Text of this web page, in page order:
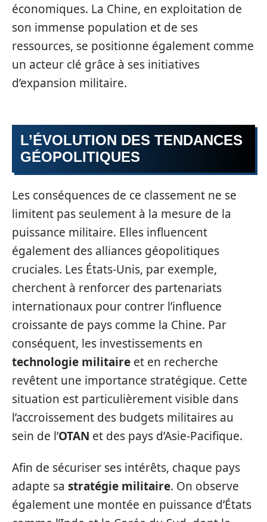
économiques. La Chine, en exploitation de
son immense population et de ses
ressources, se positionne également comme
un acteur clé grâce à ses initiatives
d’expansion militaire.
L’ÉVOLUTION DES TENDANCES
GÉOPOLITIQUES
Les conséquences de ce classement ne se
limitent pas seulement à la mesure de la
puissance militaire. Elles influencent
également des alliances géopolitiques
cruciales. Les États-Unis, par exemple,
cherchent à renforcer des partenariats
internationaux pour contrer l’influence
croissante de pays comme la Chine. Par
conséquent, les investissements en
technologie militaire et en recherche
revêtent une importance stratégique. Cette
situation est particulièrement visible dans
l’accroissement des budgets militaires au
sein de l’OTAN et des pays d’Asie-Pacifique.
Afin de sécuriser ses intérêts, chaque pays
adapte sa stratégie militaire. On observe
également une montée en puissance d’États